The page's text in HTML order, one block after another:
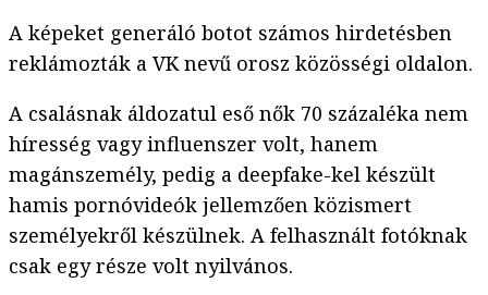
A képeket generáló botot számos hirdetésben
reklámozták a VK nevű orosz közösségi oldalon.
A csalásnak áldozatul eső nők 70 százaléka nem
híresség vagy influenszer volt, hanem
magánszemély, pedig a deepfake-kel készült
hamis pornóvideók jellemzően közismert
személyekről készülnek. A felhasznált fotóknak
csak egy része volt nyilvános.